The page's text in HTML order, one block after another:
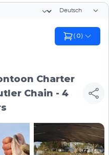
( 0)
Charter
Chain - 4